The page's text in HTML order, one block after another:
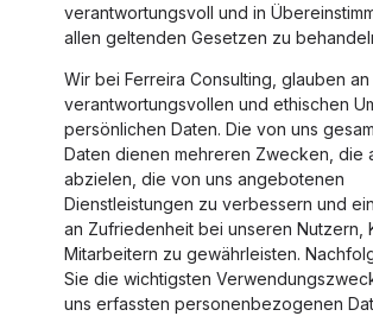
verantwortungsvoll und in
allen geltenden Gesetzen zu
Wir bei Ferreira Consulting, glauben
verantwortungsvollen und ethischen
persönlichen Daten. Die von uns
Daten dienen mehreren Zwecken, die
abzielen, die von uns angebotenen
Dienstleistungen zu verbessern und
an Zufriedenheit bei unseren Nutzern,
Mitarbeitern zu gewährleisten.
Sie die wichtigsten
uns erfassten personenbezogenen